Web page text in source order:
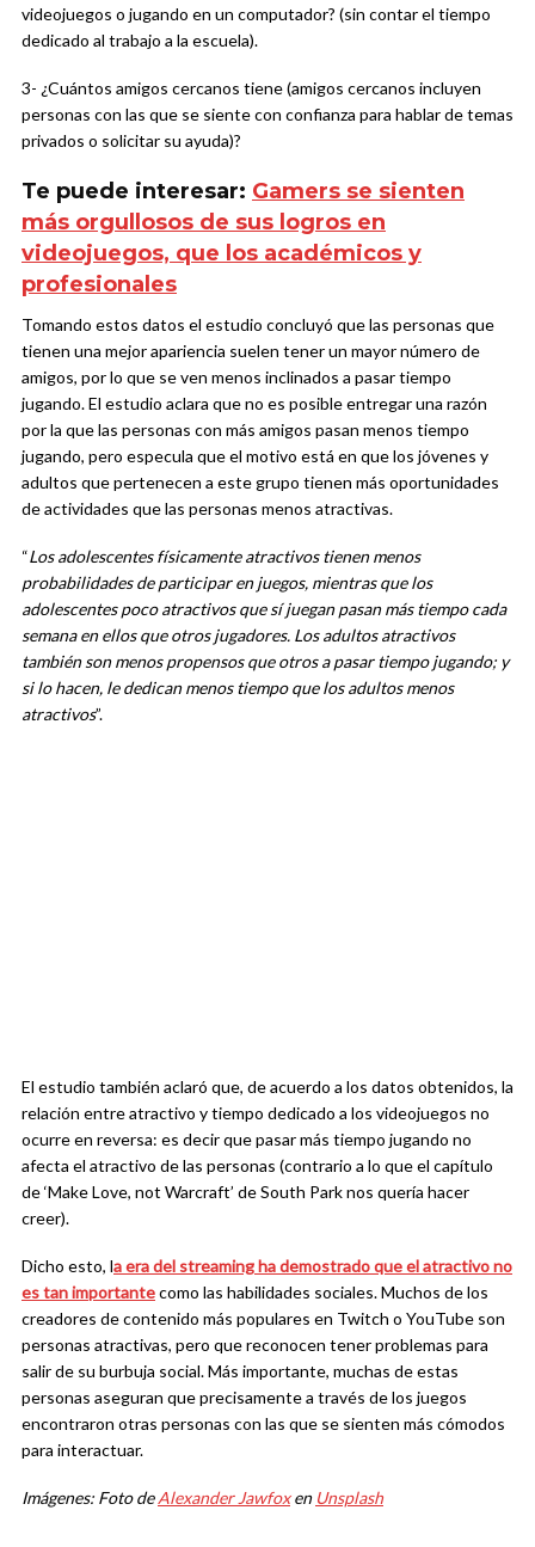
videojuegos o jugando en un computador? (sin contar el tiempo
dedicado al trabajo a la escuela).
3- ¿Cuántos amigos cercanos tiene (amigos cercanos incluyen
personas con las que se siente con confianza para hablar de temas
privados o solicitar su ayuda)?
Te puede interesar: Gamers se sienten
más orgullosos de sus logros en
videojuegos, que los académicos y
profesionales
Tomando estos datos el estudio concluyó que las personas que
tienen una mejor apariencia suelen tener un mayor número de
amigos, por lo que se ven menos inclinados a pasar tiempo
jugando. El estudio aclara que no es posible entregar una razón
por la que las personas con más amigos pasan menos tiempo
jugando, pero especula que el motivo está en que los jóvenes y
adultos que pertenecen a este grupo tienen más oportunidades
de actividades que las personas menos atractivas.
“Los adolescentes físicamente atractivos tienen menos
probabilidades de participar en juegos, mientras que los
adolescentes poco atractivos que sí juegan pasan más tiempo cada
semana en ellos que otros jugadores. Los adultos atractivos
también son menos propensos que otros a pasar tiempo jugando; y
si lo hacen, le dedican menos tiempo que los adultos menos
atractivos”.
El estudio también aclaró que, de acuerdo a los datos obtenidos, la
relación entre atractivo y tiempo dedicado a los videojuegos no
ocurre en reversa: es decir que pasar más tiempo jugando no
afecta el atractivo de las personas (contrario a lo que el capítulo
de ‘Make Love, not Warcraft’ de South Park nos quería hacer
creer).
Dicho esto, la era del streaming ha demostrado que el atractivo no
es tan importantecomo las habilidades sociales. Muchos de los
creadores de contenido más populares en Twitch o YouTube son
personas atractivas, pero que reconocen tener problemas para
salir de su burbuja social. Más importante, muchas de estas
personas aseguran que precisamente a través de los juegos
encontraron otras personas con las que se sienten más cómodos
para interactuar.
Imágenes: Foto deAlexander Jawfoxen Unsplash